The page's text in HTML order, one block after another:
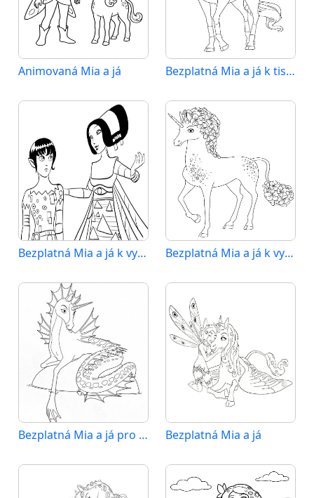
Animovaná Mia a já Bezplatná Mia a já k tisku
Bezplatná Mia a já k vytisknutí Bezplatná Mia a já k vytištění
Bezplatná Mia a já pro děti Bezplatná Mia a já